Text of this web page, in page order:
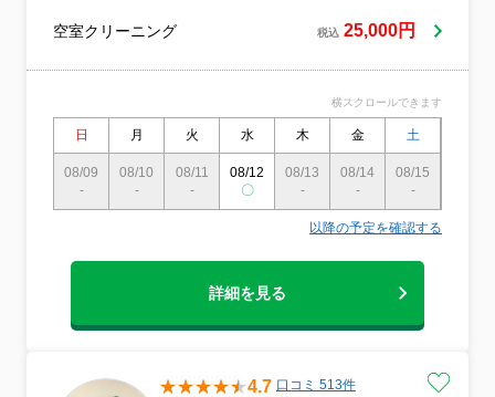
社スタッフが担当！外注は一切なしの安心
品質 ・大手ホテルでの清掃経験者在籍で、
がいるご家庭でも安心してご利用可能
空室クリーニング 税込 25,000円
横スクロールできます
日 月 火 水 木 金 土
08/09
-
08/10
-
08/11
-
08/12
〇
08/13
-
08/14
-
08/15
-
以降の予定を確認する
詳細を見る
4.7 口コミ 513件